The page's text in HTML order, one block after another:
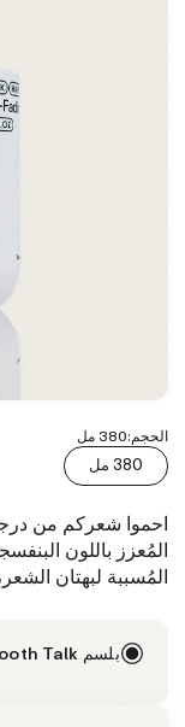
الحجم:380 مل
380 مل
احموا شعركم من
المُعزز باللون
المُسببة لبهتان
بلسم Smooth Talk